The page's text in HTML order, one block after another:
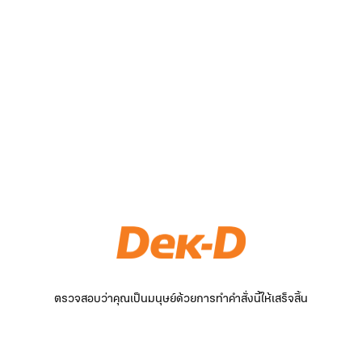
ตรวจสอบว่าคุณเป็นมนุษย์ด้วยการทำคำสั่งนี้ให้เสร็จสิ้น